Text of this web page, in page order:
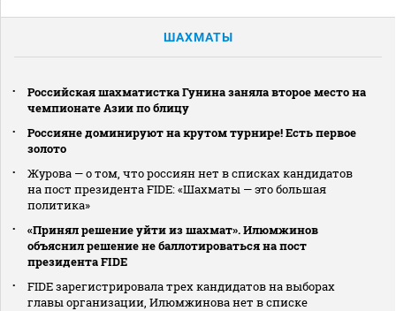
ШАХМАТЫ
Российская шахматистка Гунина заняла второе место на
чемпионате Азии по блицу
Россияне доминируют на крутом турнире! Есть первое
золото
Журова — о том, что россиян нет в списках кандидатов
на пост президента FIDE: «Шахматы — это большая
политика»
«Принял решение уйти из шахмат». Илюмжинов
объяснил решение не баллотироваться на пост
президента FIDE
FIDE зарегистрировала трех кандидатов на выборах
главы организации, Илюмжинова нет в списке